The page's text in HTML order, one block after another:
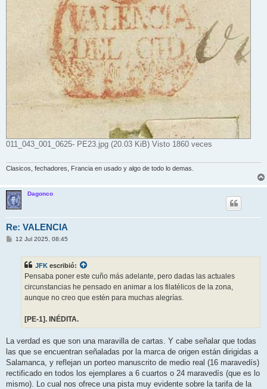
011_043_001_0625- PE23.jpg (20.03 KiB) Visto 1860 veces
Clasicos, fechadores, Francia en usado y algo de todo lo demas.
Dagonco
Re: VALENCIA
M12 Jul 2025, 08:45
JFK escribió:
Pensaba poner este cuño más adelante, pero dadas las actuales
circunstancias he pensado en animar a los filatélicos de la zona,
aunque no creo que estén para muchas alegrías.
[PE-1]. INÉDITA.
La verdad es que son una maravilla de cartas. Y cabe señalar que todas
las que se encuentran señaladas por la marca de origen están dirigidas a
Salamanca, y reflejan un porteo manuscrito de medio real (16 maravedís)
rectificado en todos los ejemplares a 6 cuartos o 24 maravedís (que es lo
mismo). Lo cual nos ofrece una pista muy evidente sobre la tarifa de la